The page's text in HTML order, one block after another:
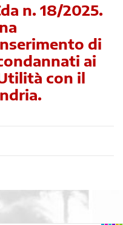
n. 18/2025.
di
ai
con il